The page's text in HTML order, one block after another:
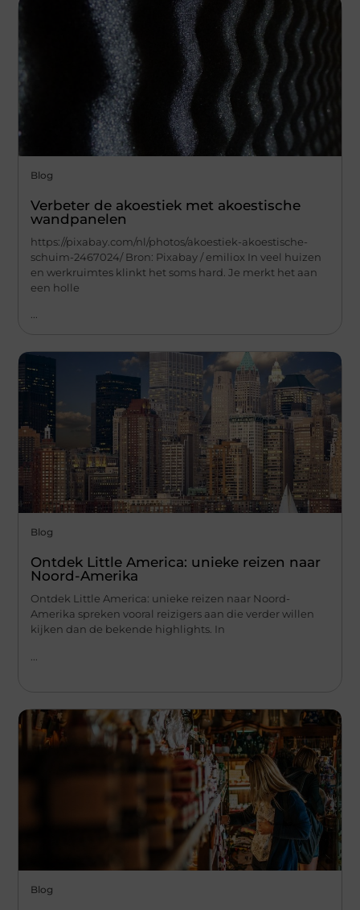
Blog
Verbeter de akoestiek met akoestische
wandpanelen
https://pixabay.com/nl/photos/akoestiek-akoestische-
schuim-2467024/ Bron: Pixabay / emiliox In veel huizen
en werkruimtes klinkt het soms hard. Je merkt het aan
een holle
...
Blog
Ontdek Little America: unieke reizen naar
Noord-Amerika
Ontdek Little America: unieke reizen naar Noord-
Amerika spreken vooral reizigers aan die verder willen
kijken dan de bekende highlights. In
Blog